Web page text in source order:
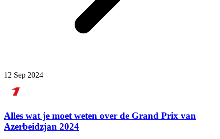
12 Sep 2024
Alles wat je moet weten over de Grand Prix van
Azerbeidzjan 2024